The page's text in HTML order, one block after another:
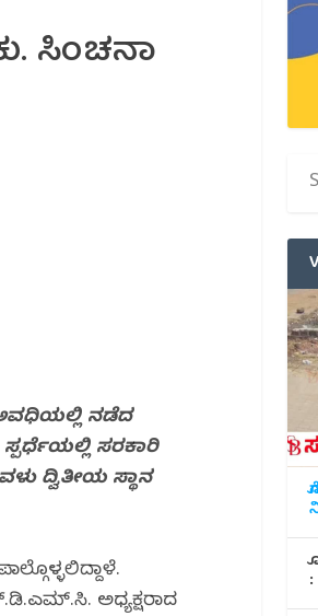
ಸಿಂಚನಾ
ಅವಧಿಯಲ್ಲಿ ನಡೆದ
ಸರಕಾರಿ
ದ್ವಿತೀಯ ಸ್ಥಾನ
ಅಧ್ಯಕ್ಷರಾದ